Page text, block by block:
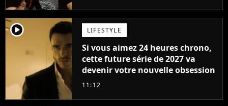
player2 LIFESTYLE
Si vous aimez 24 heures chrono,
cette future série de 2027 va
devenir votre nouvelle obsession
11:12